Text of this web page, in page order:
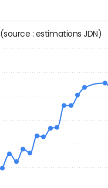
Prix au m2 (source : estimations JDN)